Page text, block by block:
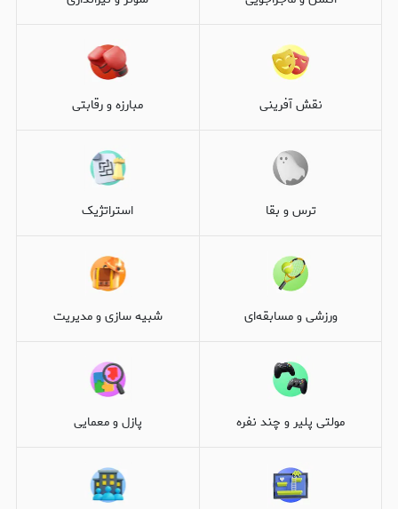
نقش آفرینی مبارزه و رقابتی
ترس و بقا استراتژیک
ورزشی و مسابقه‌ای شبیه سازی و مدیریت
مولتی پلیر و چند نفره پازل و معمایی